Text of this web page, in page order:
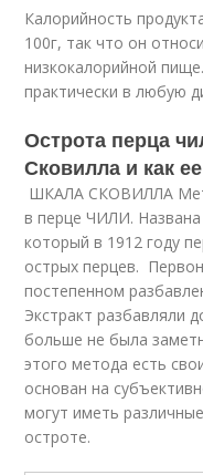
Калорийность
100г, так что он
низкокалорийной
практически в любую
Острота перца
Сковилла и как
ШКАЛА СКОВИЛЛА
в перце ЧИЛИ. Названа
который в 1912 году
острых перцев.
постепенном
Экстракт разбавляли
больше не была
этого метода есть
основан на
могут иметь
остроте.